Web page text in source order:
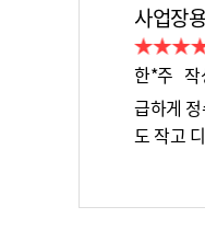
사업장
한*주 작
급하게
도 작고